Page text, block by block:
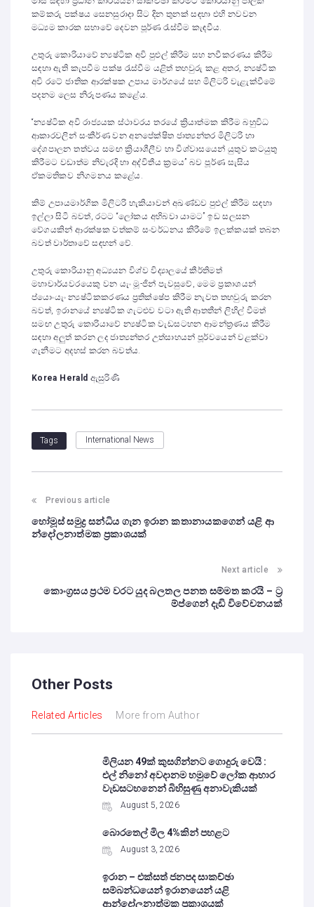
කම්කරු පක්ෂය සෙනසුරාදා සිට දින තුනක් සඳහා එහි නවවන
මධ්‍යම කාරක සභාවේ දෙවන පූර්ණ රැස්වීම කැඳවීය.
උතුරු කොරියාවේ න්‍යෂ්ටික අවි පුළුල් කිරීම සහ නවීකරණය කිරීම
සඳහා ඇති කැපවීම පක්ෂ රැස්වීම යළිත් තහවුරු කළ අතර, න්‍යෂ්ටික
අවි රටේ ජාතික ආරක්ෂක උපාය මාර්ගයේ සහ මිලිටරි වැළැක්වීමේ
පදනම ලෙස නිරූපණය කළේය.
“න්‍යෂ්ටික අවි රාජ්‍යයක ස්ථාවරය තරයේ ක්‍රියාත්මක කිරීම බහුවිධ
ආකාරවලින් සංකීර්ණ වන අනපේක්ෂිත ජාත්‍යන්තර මිලිටරි හා
දේශපාලන තත්වය සමඟ ක්‍රියාශීලීව හා විශ්වාසයෙන් යුතුව කටයුතු
කිරීමට වඩාත්ම නිවැරදි හා අද්විතීය ක්‍රමය” බව පූර්ණ සැසිය
ඒකමතිකව නිගමනය කළේය.
කිම් උපායමාර්ගික මිලිටරි හැකියාවන් අඛණ්ඩව පුළුල් කිරීම සඳහා
ඉල්ලා සිටි බවත්, රටට “ලෝකය අභිබවා යාමට” ඉඩ සලසන
වේගයකින් ආරක්ෂක වත්කම් සංවර්ධනය කිරීමේ ඉලක්කයක් තබන
බවත් වාර්තාවේ සඳහන් වේ.
උතුරු කොරියානු අධ්‍යයන විශ්ව විද්‍යාලයේ කීර්තිමත්
මහාචාර්යවරයෙකු වන යැං මූ-ජින් පැවසුවේ, මෙම ප්‍රකාශයන්
ප්යොංයැං න්‍යෂ්ටිකකරණය ප්‍රතික්ෂේප කිරීම නැවත තහවුරු කරන
බවත්, ඉරානයේ න්‍යෂ්ටික ගැටළුව වටා ඇති ආතතීන් ලිහිල් වීමත්
සමඟ උතුරු කොරියාවේ න්‍යෂ්ටික වැඩසටහන ආමන්ත්‍රණය කිරීම
සඳහා අලුත් කරන ලද ජාත්‍යන්තර උත්සාහයන් පූර්වයෙන් වළක්වා
ගැනීමට අදහස් කරන බවත්ය.
Korea Herald ඇසුරිණි
Tags International News
Previous article
හෝමූස් සමුද්‍ර සන්ධිය ගැන ඉරාන කතානායකගෙන් යළි ආ
න්දෝලනාත්මක ප්‍රකාශයක්
Next article
කොංග්‍රසය ප්‍රථම වරට යුද බලතල පනත සම්මත කරයි – ට්‍ර
ම්ප්ගෙන් දැඩි විවේචනයක්
Other Posts
Related Articles More from Author
මිලියන 49ක් කුසගින්නට ගොදුරු වෙයි :
එල් නිනෝ අවදානම හමුවේ ලෝක ආහාර
වැඩසටහනෙන් බිහිසුණු අනාවැකියක්
August 5, 2026
බොරතෙල් මිල 4%කින් පහළට
August 3, 2026
ඉරාන – එක්සත් ජනපද සාකච්ඡා
සම්බන්ධයෙන් ඉරානයෙන් යළි
ආන්දෝලනාත්මක ප්‍රකාශයක්